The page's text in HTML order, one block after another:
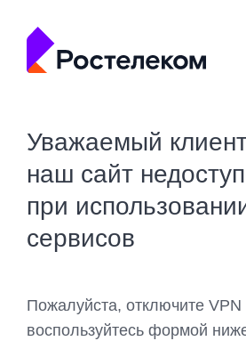
Уважаемый
наш сайт
при
сервисов
Пожалуйста, отключите VPN
воспользуйтесь формой